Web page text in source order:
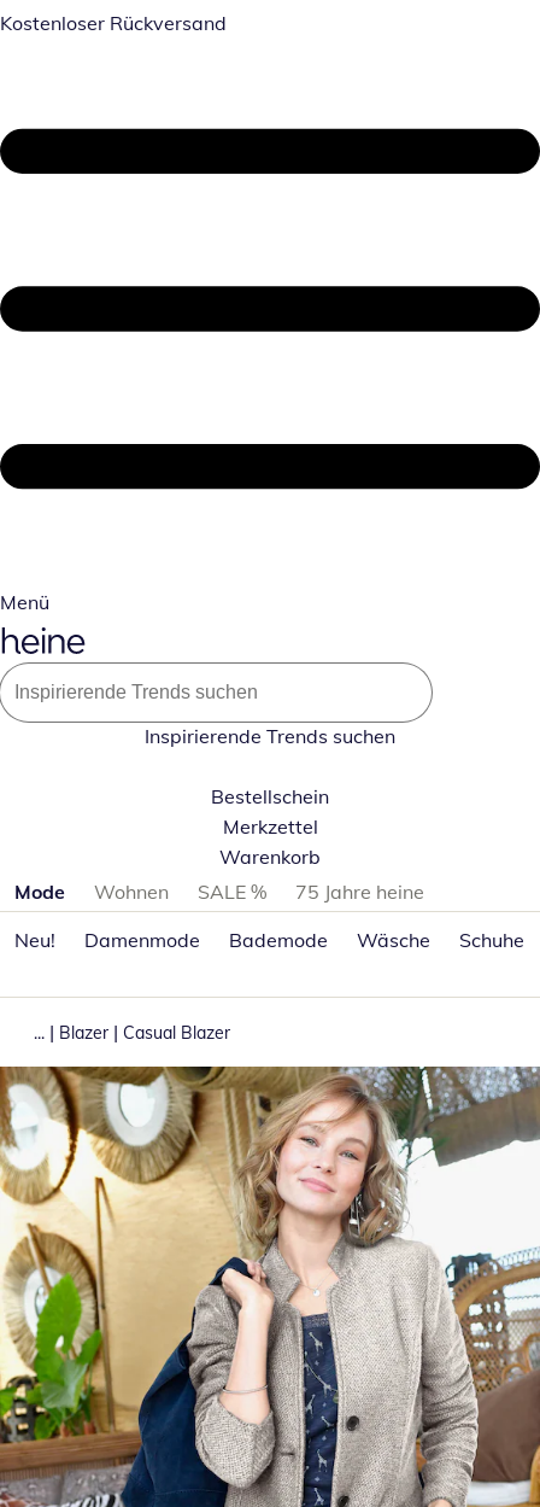
Kostenloser Rückversand
Menü
Inspirierende Trends suchen
Bestellschein
Merkzettel
Warenkorb
Produktkategorien überspringen
Mode Wohnen SALE %
75 Jahre heine
Neu!
Damenmode Bademode Wäsche Schuhe
... | Blazer | Casual Blazer